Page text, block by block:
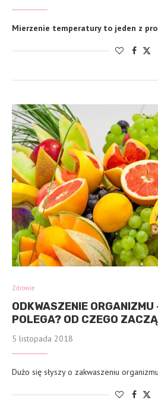
Mierzenie temperatury to jeden z
Zdrowie
ODKWASZENIE ORGANIZMU
POLEGA? OD CZEGO
5 listopada 2018
Dużo się słyszy o zakwaszeniu